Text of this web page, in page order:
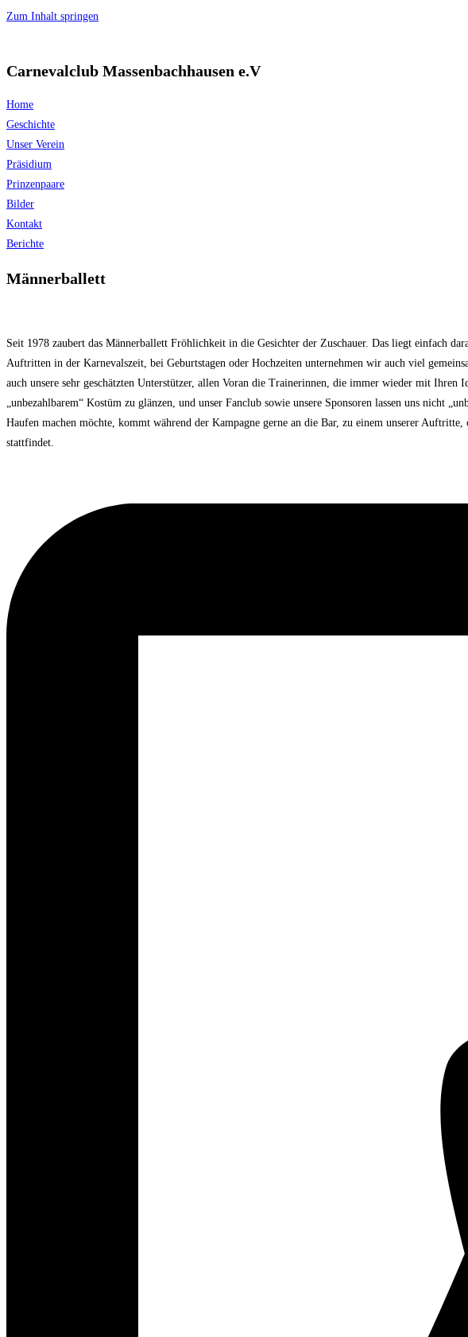
Zum Inhalt springen
Carnevalclub Massenbachhausen e.V
Home
Geschichte
Unser Verein
Präsidium
Prinzenpaare
Bilder
Kontakt
Berichte
Männerballett
Seit 1978 zaubert das Männerballett Fröhlichkeit in die Gesichter der Zuschauer. Das liegt einfach
Auftritten in der Karnevalszeit, bei Geburtstagen oder Hochzeiten unternehmen wir auch viel
auch unsere sehr geschätzten Unterstützer, allen Voran die Trainerinnen, die immer wieder mit
„unbezahlbarem“ Kostüm zu glänzen, und unser Fanclub sowie unsere Sponsoren lassen uns nicht
Haufen machen möchte, kommt während der Kampagne gerne an die Bar, zu einem unserer
stattfindet.